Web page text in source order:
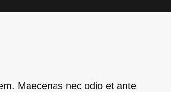
Maecenas nec odio et ante